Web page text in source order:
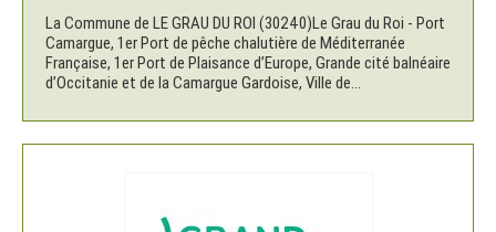
La Commune de LE GRAU DU ROI (30240)Le Grau du Roi - Port
Camargue, 1er Port de pêche chalutière de Méditerranée
Française, 1er Port de Plaisance d’Europe, Grande cité balnéaire
d’Occitanie et de la Camargue Gardoise, Ville de...